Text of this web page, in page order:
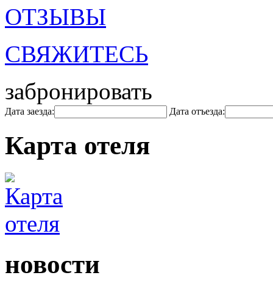
ОТЗЫВЫ
СВЯЖИТЕСЬ
забронировать
Дата заезда: Дата отъезда:
Карта отеля
новости